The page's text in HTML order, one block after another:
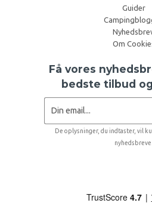
Guider
Om
Få vores
bedste tilbud
De oplysninger, du indtaster, vil
nyhedsbreve.